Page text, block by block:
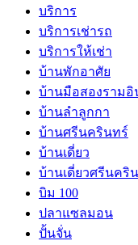
บริการ
บริการเช่ารถ
บริการให้เช่า
บ้านพักอาศัย
บ้านมือสองรามอิ
บ้านลำลูกกา
บ้านศรีนครินทร์
บ้านเดี่ยว
บ้านเดี่ยวศรีนคริ
บิม 100
ปลาแซลมอน
ปั้นจั่น